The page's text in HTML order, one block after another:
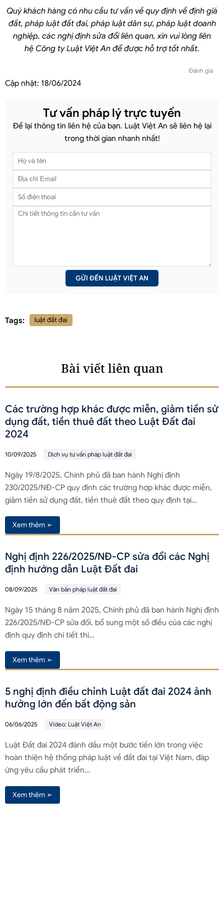
Quý khách hàng có nhu cầu tư vấn về quy định về định giá
đất, pháp luật đất đai, pháp luật dân sự, pháp luật doanh
nghiệp, các nghị định sửa đổi liên quan, xin vui lòng liên
hệ Công ty Luật Việt An để được hỗ trợ tốt nhất.
Đánh giá
Cập nhật: 18/06/2024
Tư vấn pháp lý trực tuyến
Để lại thông tin liên hệ của bạn. Luật Việt An sẽ liên hệ lại
trong thời gian nhanh nhất!
Tags: luật đất đai
Bài viết liên quan
Các trường hợp khác được miễn, giảm tiền sử
dụng đất, tiền thuê đất theo Luật Đất đai
2024
10/09/2025 Dịch vụ tư vấn pháp luật đất đai
Ngày 19/8/2025, Chính phủ đã ban hành Nghị định
230/2025/NĐ-CP quy định các trường hợp khác được miễn,
giảm tiền sử dụng đất, tiền thuê đất theo quy định tại…
Xem thêm ➢
Nghị định 226/2025/NĐ-CP sửa đổi các Nghị
định hướng dẫn Luật Đất đai
08/09/2025 Văn bản pháp luật đất đai
Ngày 15 tháng 8 năm 2025, Chính phủ đã ban hành Nghị định
226/2025/NĐ-CP sửa đổi, bổ sung một số điều của các nghị
định quy định chi tiết thi…
Xem thêm ➢
5 nghị định điều chỉnh Luật đất đai 2024 ảnh
hưởng lớn đến bất động sản
06/06/2025 Video: Luật Việt An
Luật Đất đai 2024 đánh dấu một bước tiến lớn trong việc
hoàn thiện hệ thống pháp luật về đất đai tại Việt Nam, đáp
ứng yêu cầu phát triển…
Xem thêm ➢